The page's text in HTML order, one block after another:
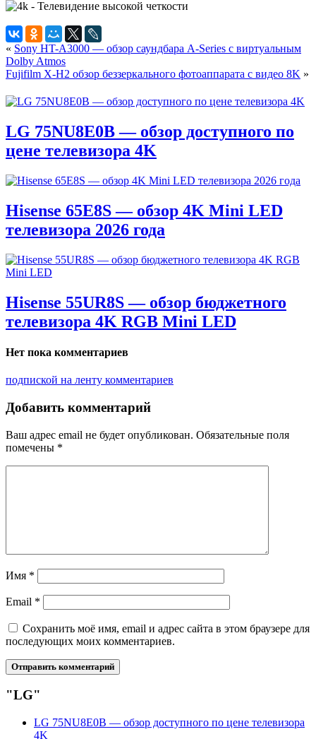
« Sony HT-A3000 — обзор саундбара A-Series с виртуальным
Dolby Atmos
Fujifilm X-H2 обзор беззеркального фотоаппарата с видео 8K »
LG 75NU8E0B — обзор доступного по
цене телевизора 4K
Hisense 65E8S — обзор 4K Mini LED
телевизора 2026 года
Hisense 55UR8S — обзор бюджетного
телевизора 4K RGB Mini LED
Нет пока комментариев
подпиской на ленту комментариев
Добавить комментарий
Ваш адрес email не будет опубликован. Обязательные поля
помечены *
Имя *
Email *
Сохранить моё имя, email и адрес сайта в этом браузере для
последующих моих комментариев.
"LG"
LG 75NU8E0B — обзор доступного по цене телевизора
4K